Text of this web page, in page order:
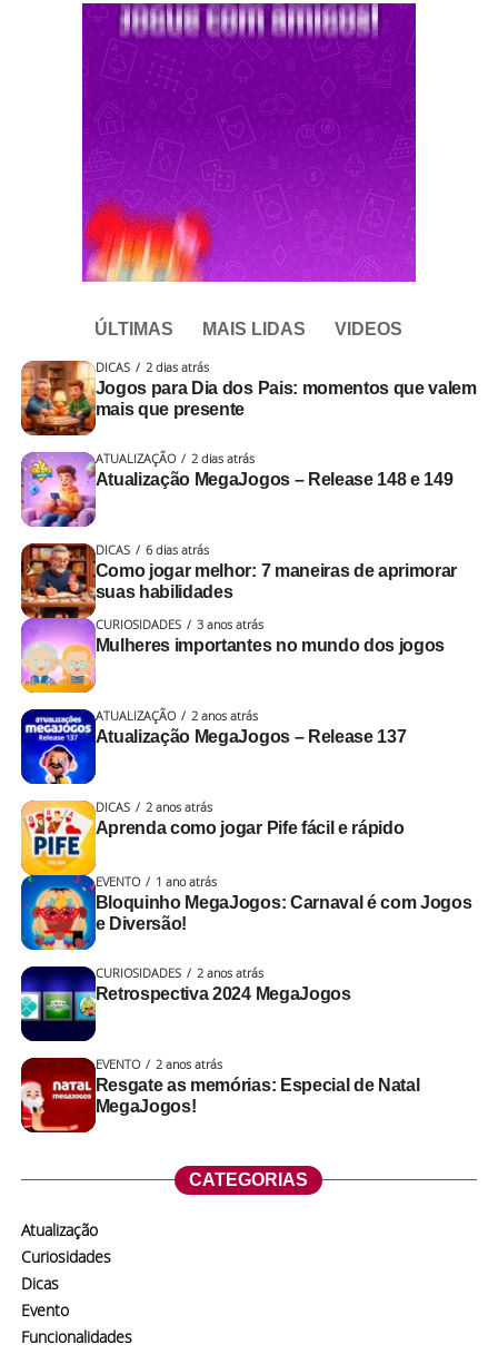
ÚLTIMAS MAIS LIDAS VIDEOS
DICAS 2 dias atrás
Jogos para Dia dos Pais: momentos que valem
mais que presente
ATUALIZAÇÃO 2 dias atrás
Atualização MegaJogos – Release 148 e 149
DICAS 6 dias atrás
Como jogar melhor: 7 maneiras de aprimorar
suas habilidades
CURIOSIDADES 3 anos atrás
Mulheres importantes no mundo dos jogos
ATUALIZAÇÃO 2 anos atrás
Atualização MegaJogos – Release 137
DICAS 2 anos atrás
Aprenda como jogar Pife fácil e rápido
EVENTO 1 ano atrás
Bloquinho MegaJogos: Carnaval é com Jogos
e Diversão!
CURIOSIDADES 2 anos atrás
Retrospectiva 2024 MegaJogos
EVENTO 2 anos atrás
Resgate as memórias: Especial de Natal
MegaJogos!
CATEGORIAS
Atualização
Curiosidades
Dicas
Evento
Funcionalidades